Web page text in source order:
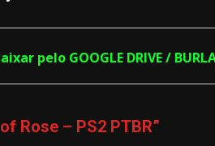
pelo GOOGLE DRIVE /
Rose – PS2 PTBR”